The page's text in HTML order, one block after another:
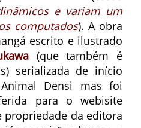
e variam um
computados). A obra
escrito e ilustrado
(que também é
serializada de início
Densi mas foi
para o webisite
propriedade da editora